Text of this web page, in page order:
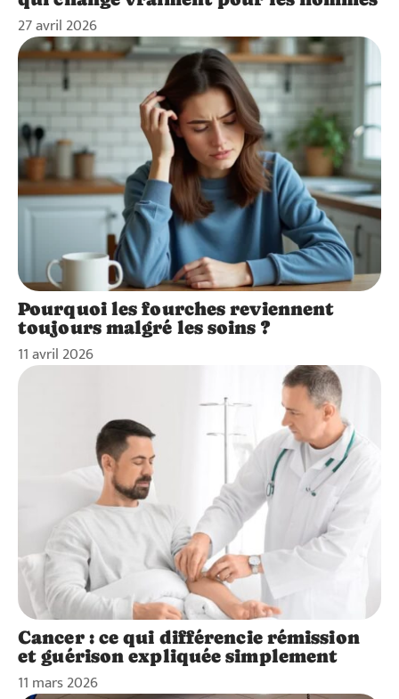
27 avril 2026
Pourquoi les fourches reviennent
toujours malgré les soins ?
11 avril 2026
Cancer : ce qui différencie rémission
et guérison expliquée simplement
11 mars 2026